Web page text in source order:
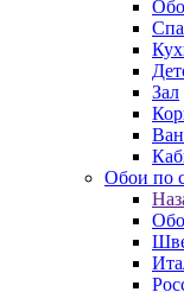
Зал
Обои по